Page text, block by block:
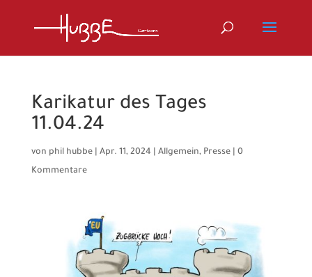
Karikatur des Tages
11.04.24
von phil hubbe| Apr. 11, 2024| Allgemein, Presse| 0
Kommentare